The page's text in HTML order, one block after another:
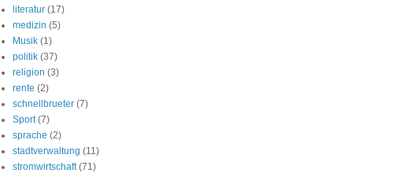
literatur (17)
medizin (5)
Musik (1)
politik (37)
religion (3)
rente (2)
schnellbrueter (7)
Sport (7)
sprache (2)
stadtverwaltung (11)
stromwirtschaft (71)